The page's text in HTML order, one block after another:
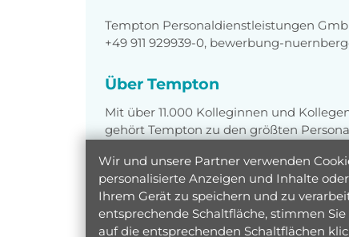
Tempton Personaldienstleistungen
+49 911 929939-0, bewerbung-
Über Tempton
Mit über 11.000 Kolleginnen und
gehört Tempton zu den größten
Unterstützung suchen,
Wir und unsere Partner verwenden
personalisierte Anzeigen und Inhalte
Ihrem Gerät zu speichern und zu
entsprechende Schaltfläche, stimmen
auf die entsprechenden Schaltflächen